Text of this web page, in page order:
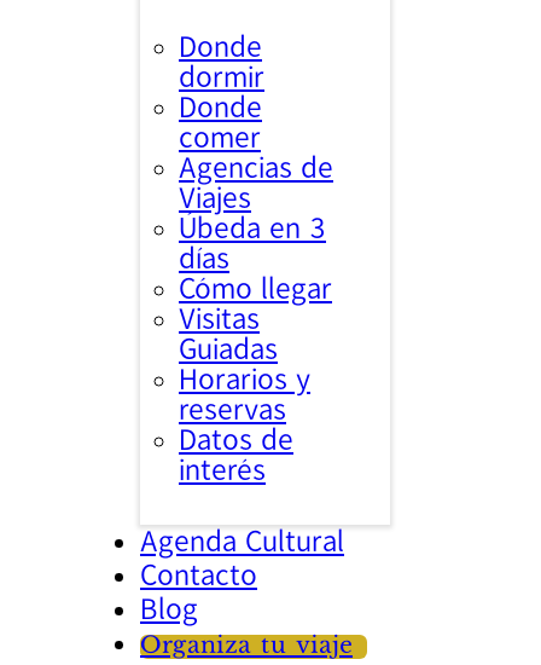
Donde
dormir
Donde
comer
Agencias de
Viajes
Úbeda en 3
días
Cómo llegar
Visitas
Guiadas
Horarios y
reservas
Datos de
interés
Agenda Cultural
Contacto
Blog
Organiza tu viaje